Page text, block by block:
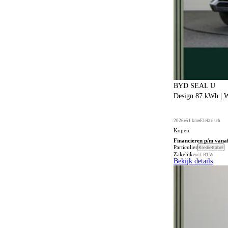
BYD SEAL U
Design 87 kWh |
2026 51 km Elektrisch
Kopen
Financieren p/m
ParticulierKrediettabel
Zakelijkexcl. BTW
Bekijk details